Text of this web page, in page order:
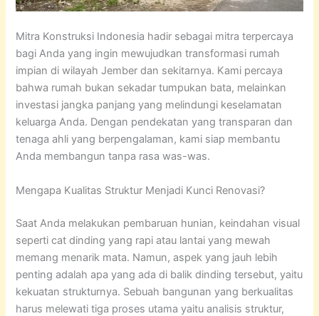
Mitra Konstruksi Indonesia hadir sebagai mitra terpercaya
bagi Anda yang ingin mewujudkan transformasi rumah
impian di wilayah Jember dan sekitarnya. Kami percaya
bahwa rumah bukan sekadar tumpukan bata, melainkan
investasi jangka panjang yang melindungi keselamatan
keluarga Anda. Dengan pendekatan yang transparan dan
tenaga ahli yang berpengalaman, kami siap membantu
Anda membangun tanpa rasa was-was.
Mengapa Kualitas Struktur Menjadi Kunci Renovasi?
Saat Anda melakukan pembaruan hunian, keindahan visual
seperti cat dinding yang rapi atau lantai yang mewah
memang menarik mata. Namun, aspek yang jauh lebih
penting adalah apa yang ada di balik dinding tersebut, yaitu
kekuatan strukturnya. Sebuah bangunan yang berkualitas
harus melewati tiga proses utama yaitu analisis struktur,